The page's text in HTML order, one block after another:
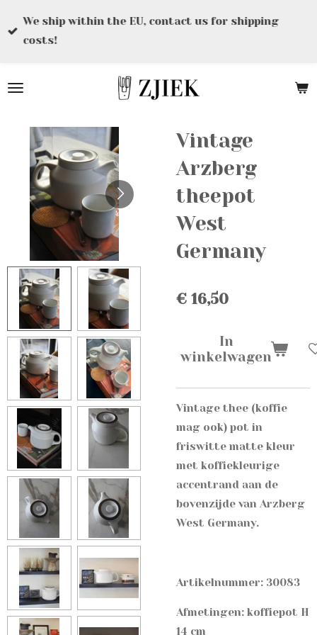
direct
hoofdinhoud
We ship within the EU, contact us for shipping
costs!
Vintage
Arzberg
theepot
West
Germany
€ 16,50
In
winkelwagen
Vintage thee (koffie
mag ook) pot in
friswitte matte kleur
met koffiekleurige
accentrand aan de
bovenzijde van Arzberg
West Germany.
Artikelnummer: 30083
Afmetingen: koffiepot H
14 cm